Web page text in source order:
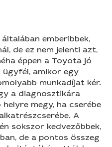
emberibbek,
de ez nem jelenti azt,
éppen a Toyota jó
amikor egy
munkadíjat kér.
a diagnosztikára
megy, ha cserébe
A
sokszor kedvezőbbek,
de a pontos összeg